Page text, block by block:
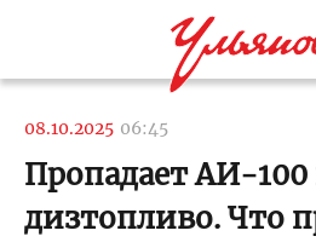
08.10.2025 06:45
Пропадает АИ-100
дизтопливо. Что